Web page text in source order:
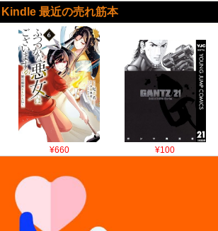
Kindle 最近の売れ筋本
¥660 ¥100